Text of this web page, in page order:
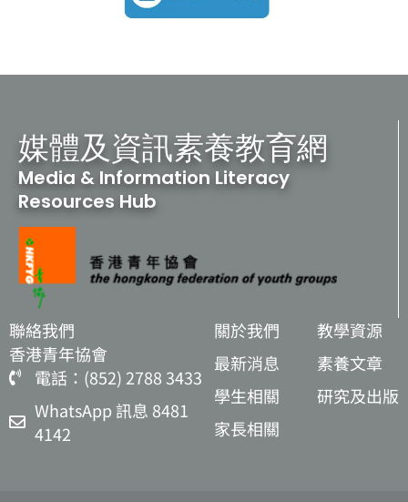
媒體及資訊素養教育網
Media & Information Literacy
Resources Hub
聯絡我們
香港青年協會
電話：(852) 2788 3433
WhatsApp 訊息 8481
4142
關於我們
最新消息
學生相關
家長相關
教學資源
素養文章
研究及出版